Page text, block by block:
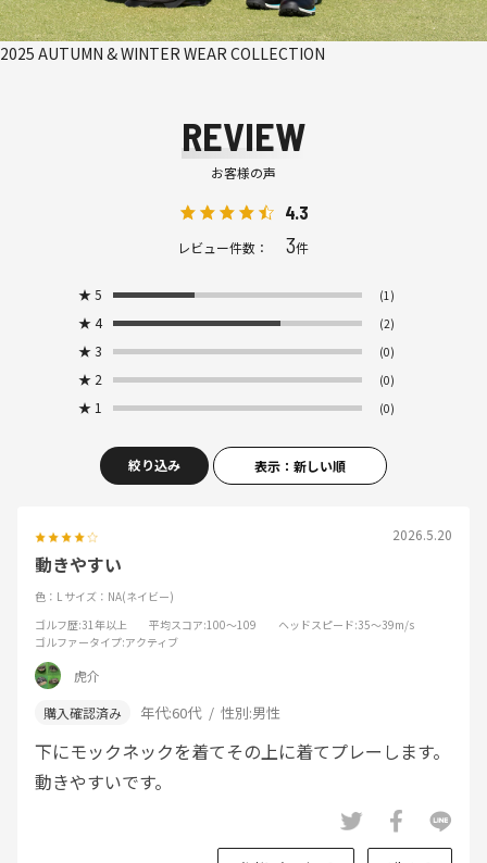
2025 AUTUMN & WINTER WEAR COLLECTION
REVIEW
お客様の声
4.3
レビュー件数： 3件
★ 5 (1)
★ 4 (2)
★ 3 (0)
★ 2 (0)
★ 1 (0)
絞り込み 表示：新しい順
2026.5.20
動きやすい
色：L サイズ：NA(ネイビー)
ゴルフ歴:31年以上 平均スコア:100～109 ヘッドスピード:35～39m/s
ゴルファータイプ:アクティブ
虎介
年代:60代 性別:男性
下にモックネックを着てその上に着てプレーします。
動きやすいです。